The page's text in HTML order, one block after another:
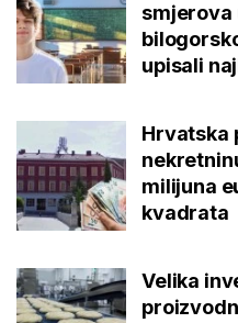
smjerova
upisali
Hrvatska
milijuna
kvadrata
Velika